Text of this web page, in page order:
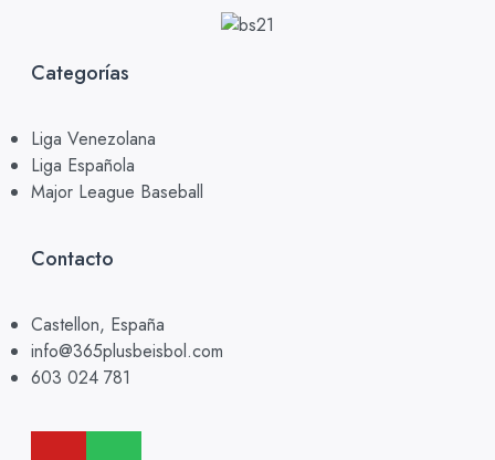
Categorías
Liga Venezolana
Liga Española
Major League Baseball
Contacto
Castellon, España
info@365plusbeisbol.com
603 024 781